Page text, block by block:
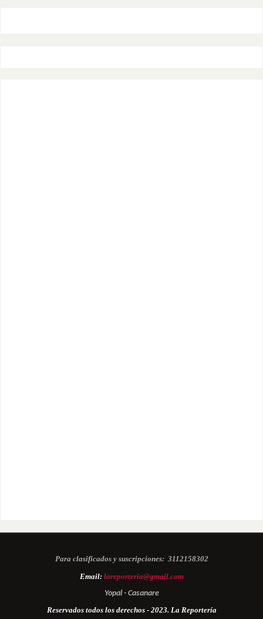
Para clasificados y suscripciones: 3112158302
Email: lareporteria@gmail.com
Yopal - Casanare
Reservados todos los derechos - 2023. La Reportería